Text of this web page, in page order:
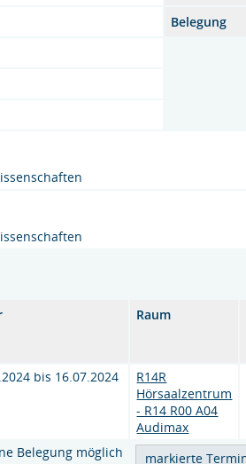
Belegung
Raum
bis 16.07.2024
R14R
Hörsaalzentrum
- R14 R00 A04
Audimax
Belegung möglich